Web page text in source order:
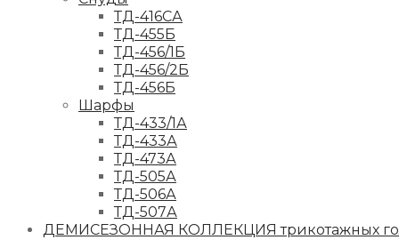
ТД-416СА
ТД-455Б
ТД-456/1Б
ТД-456/2Б
ТД-456Б
Шарфы
ТД-433/1А
ТД-433А
ТД-473А
ТД-505А
ТД-506А
ТД-507А
ДЕМИСЕЗОННАЯ КОЛЛЕКЦИЯ трикотажных